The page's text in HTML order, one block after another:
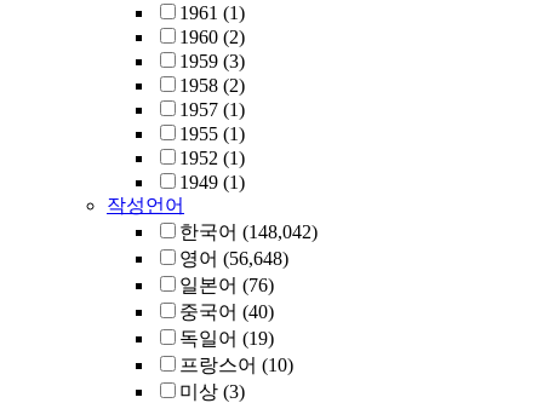
1961 (1)
1960 (2)
1959 (3)
1958 (2)
1957 (1)
1955 (1)
1952 (1)
1949 (1)
작성언어
한국어 (148,042)
영어 (56,648)
일본어 (76)
중국어 (40)
독일어 (19)
프랑스어 (10)
미상 (3)